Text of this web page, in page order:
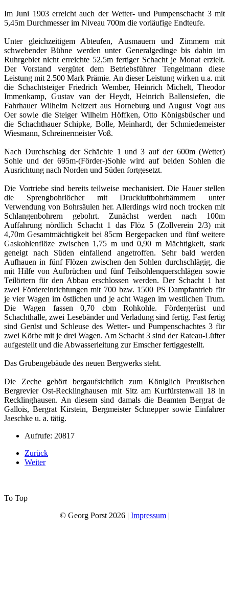
Im Juni 1903 erreicht auch der Wetter- und Pumpenschacht 3 mit
5,45m Durchmesser im Niveau 700m die vorläufige Endteufe.
Unter gleichzeitigem Abteufen, Ausmauern und Zimmern mit
schwebender Bühne werden unter Generalgedinge bis dahin im
Ruhrgebiet nicht erreichte 52,5m fertiger Schacht je Monat erzielt.
Der Vorstand vergütet dem Betriebsführer Tengelmann diese
Leistung mit 2.500 Mark Prämie. An dieser Leistung wirken u.a. mit
die Schachtsteiger Friedrich Wember, Heinrich Michelt, Theodor
Immenkamp, Gustav van der Heydt, Heinrich Ballensiefen, die
Fahrhauer Wilhelm Neitzert aus Horneburg und August Vogt aus
Oer sowie die Steiger Wilhelm Höffken, Otto Königsbüscher und
die Schachthauer Schipke, Bolle, Meinhardt, der Schmiedemeister
Wiesmann, Schreinermeister Voß.
Nach Durchschlag der Schächte 1 und 3 auf der 600m (Wetter)
Sohle und der 695m-(Förder-)Sohle wird auf beiden Sohlen die
Ausrichtung nach Norden und Süden fortgesetzt.
Die Vortriebe sind bereits teilweise mechanisiert. Die Hauer stellen
die Sprengbohrlöcher mit Druckluftbohrhämmern unter
Verwendung von Bohrsäulen her. Allerdings wird noch trocken mit
Schlangenbohrern gebohrt. Zunächst werden nach 100m
Auffahrung nördlich Schacht 1 das Flöz 5 (Zollverein 2/3) mit
4,70m Gesamtmächtigkeit bei 85cm Bergepacken und fünf weitere
Gaskohlenflöze zwischen 1,75 m und 0,90 m Mächtigkeit, stark
geneigt nach Süden einfallend angetroffen. Sehr bald werden
Aufhauen in fünf Flözen zwischen den Sohlen durchschlägig, die
mit Hilfe von Aufbrüchen und fünf Teilsohlenquerschlägen sowie
Teilörtern für den Abbau erschlossen werden. Der Schacht 1 hat
zwei Fördereinrichtungen mit 700 bzw. 1500 PS Dampfantrieb für
je vier Wagen im östlichen und je acht Wagen im westlichen Trum.
Die Wagen fassen 0,70 cbm Rohkohle. Fördergerüst und
Schachthalle, zwei Lesebänder und Verladung sind fertig. Fast fertig
sind Gerüst und Schleuse des Wetter- und Pumpenschachtes 3 für
zwei Körbe mit je drei Wagen. Am Schacht 3 sind der Rateau-Lüfter
aufgestellt und die Abwasserleitung zur Emscher fertiggestellt.
Das Grubengebäude des neuen Bergwerks steht.
Die Zeche gehört bergaufsichtlich zum Königlich Preußischen
Bergrevier Ost-Recklinghausen mit Sitz am Kurfürstenwall 18 in
Recklinghausen. An diesem sind damals die Beamten Bergrat de
Gallois, Bergrat Kirstein, Bergmeister Schnepper sowie Einfahrer
Jaeschke u. a. tätig.
Aufrufe: 20817
Zurück
Weiter
To Top
© Georg Porst 2026 | Impressum|